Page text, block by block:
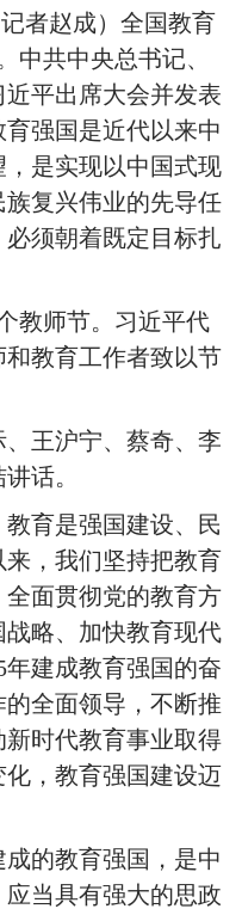
者赵成）全国教育
中共中央总书记、
平出席大会并发表
强国是近代以来中
是实现以中国式现
复兴伟业的先导任
须朝着既定目标扎
师节。习近平代
教育工作者致以节
王沪宁、蔡奇、李
话。
育是强国建设、民
，我们坚持把教育
面贯彻党的教育方
略、加快教育现代
建成教育强国的奋
全面领导，不断推
时代教育事业取得
，教育强国建设迈
的教育强国，是中
当具有强大的思政